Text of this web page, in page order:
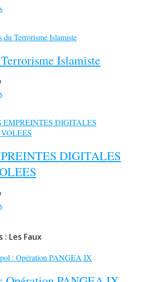
Islamiste
DIGITALES
Les Faux